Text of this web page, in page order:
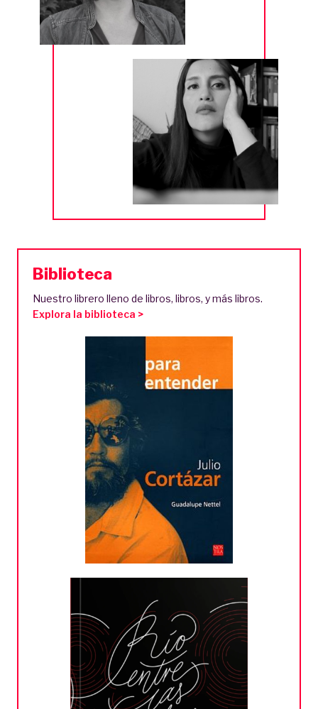
Biblioteca
Nuestro librero lleno de libros, libros, y más libros.
Explora la biblioteca >